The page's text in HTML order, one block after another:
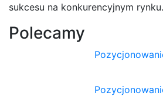
sukcesu na konkurencyjnym rynku.
Polecamy